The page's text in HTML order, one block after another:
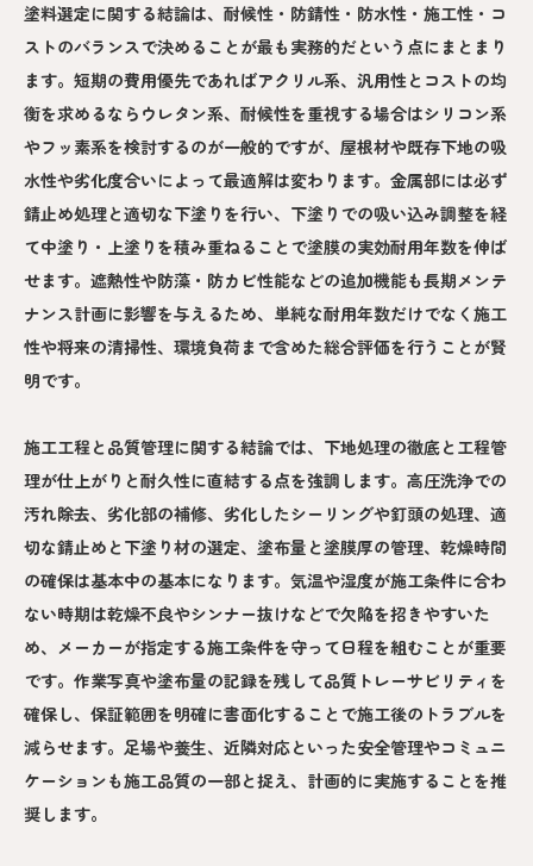
塗料選定に関する結論は、耐候性・防錆性・防水性・施工性・コ
ストのバランスで決めることが最も実務的だという点にまとまり
ます。短期の費用優先であればアクリル系、汎用性とコストの均
衡を求めるならウレタン系、耐候性を重視する場合はシリコン系
やフッ素系を検討するのが一般的ですが、屋根材や既存下地の吸
水性や劣化度合いによって最適解は変わります。金属部には必ず
錆止め処理と適切な下塗りを行い、下塗りでの吸い込み調整を経
て中塗り・上塗りを積み重ねることで塗膜の実効耐用年数を伸ば
せます。遮熱性や防藻・防カビ性能などの追加機能も長期メンテ
ナンス計画に影響を与えるため、単純な耐用年数だけでなく施工
性や将来の清掃性、環境負荷まで含めた総合評価を行うことが賢
明です。
施工工程と品質管理に関する結論では、下地処理の徹底と工程管
理が仕上がりと耐久性に直結する点を強調します。高圧洗浄での
汚れ除去、劣化部の補修、劣化したシーリングや釘頭の処理、適
切な錆止めと下塗り材の選定、塗布量と塗膜厚の管理、乾燥時間
の確保は基本中の基本になります。気温や湿度が施工条件に合わ
ない時期は乾燥不良やシンナー抜けなどで欠陥を招きやすいた
め、メーカーが指定する施工条件を守って日程を組むことが重要
です。作業写真や塗布量の記録を残して品質トレーサビリティを
確保し、保証範囲を明確に書面化することで施工後のトラブルを
減らせます。足場や養生、近隣対応といった安全管理やコミュニ
ケーションも施工品質の一部と捉え、計画的に実施することを推
奨します。